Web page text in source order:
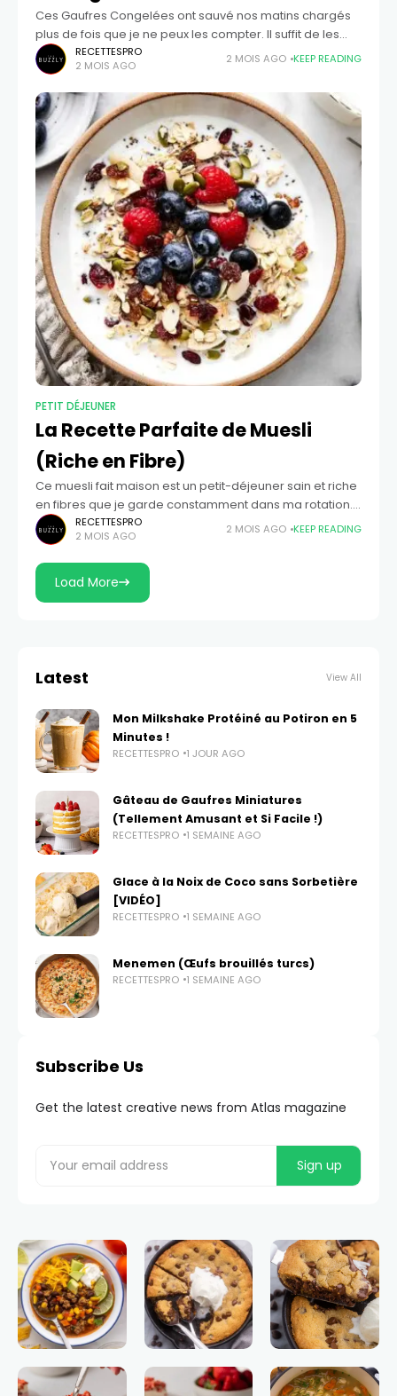
Ces Gaufres Congelées ont sauvé nos matins chargés
plus de fois que je ne peux les compter. Il suffit de les
mettre au grille-pain et le petit déjeuner est prêt
RECETTESPRO
2 MOIS AGO
2 MOIS AGO KEEP READING
PETIT DÉJEUNER
La Recette Parfaite de Muesli
(Riche en Fibre)
Ce muesli fait maison est un petit-déjeuner sain et riche
en fibres que je garde constamment dans ma rotation. Il
est facile à préparer, se conserve bien et est parfait
RECETTESPRO
2 MOIS AGO
2 MOIS AGO KEEP READING
Load More
Latest View All
Mon Milkshake Protéiné au Potiron en 5
Minutes !
RECETTESPRO 1 JOUR AGO
Gâteau de Gaufres Miniatures
(Tellement Amusant et Si Facile !)
RECETTESPRO 1 SEMAINE AGO
Glace à la Noix de Coco sans Sorbetière
[VIDÉO]
RECETTESPRO 1 SEMAINE AGO
Menemen (Œufs brouillés turcs)
RECETTESPRO 1 SEMAINE AGO
Subscribe Us
Get the latest creative news from Atlas magazine